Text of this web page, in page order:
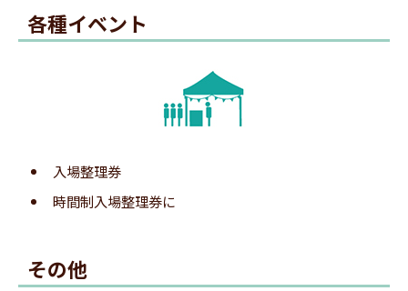
登録完了の自動返信メールが届きます。
6.呼出メール受信
各種イベント
入場整理券
時間制入場整理券に
その他